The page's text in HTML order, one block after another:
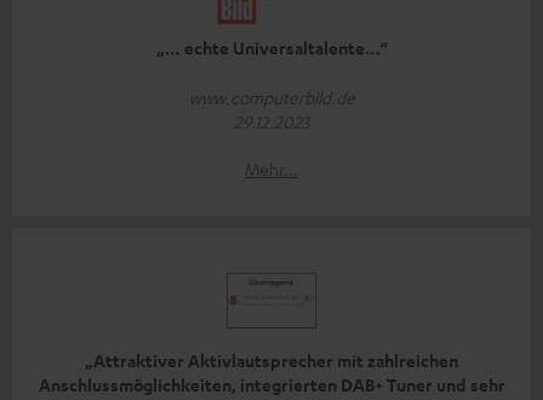
„… echte Universaltalente…“
www.computerbild.de
29.12.2023
Mehr...
„Attraktiver Aktivlautsprecher mit zahlreichen
Anschlussmöglichkeiten, integrierten DAB+ Tuner und sehr